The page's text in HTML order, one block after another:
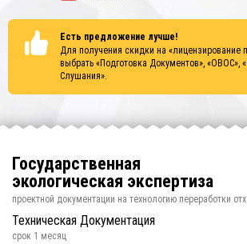
Есть предложение лучше!
Для получения скидки на «лицензирование
выбрать «Подготовка Документов», «ОВОС»,
Слушания»
Государственная
экологическая экспертиза
проектной документации на технологию переработки
Подготовка Документов
срок 1 месяц
Техническая Документация
срок 1 месяц